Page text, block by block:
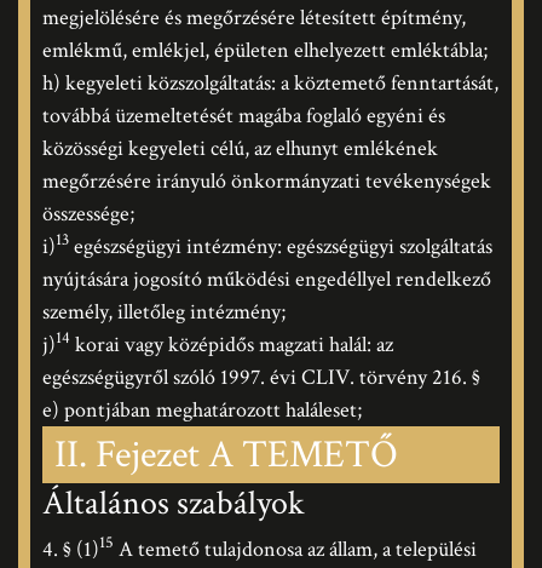
megjelölésére és megőrzésére létesített építmény,
emlékmű, emlékjel, épületen elhelyezett emléktábla;
h) kegyeleti közszolgáltatás: a köztemető fenntartását,
továbbá üzemeltetését magába foglaló egyéni és
közösségi kegyeleti célú, az elhunyt emlékének
megőrzésére irányuló önkormányzati tevékenységek
összessége;
i)13 egészségügyi intézmény: egészségügyi szolgáltatás
nyújtására jogosító működési engedéllyel rendelkező
személy, illetőleg intézmény;
j)14 korai vagy középidős magzati halál: az
egészségügyről szóló 1997. évi CLIV. törvény 216. §
e) pontjában meghatározott haláleset;
II. Fejezet A TEMETŐ
Általános szabályok
4. § (1)15 A temető tulajdonosa az állam, a települési